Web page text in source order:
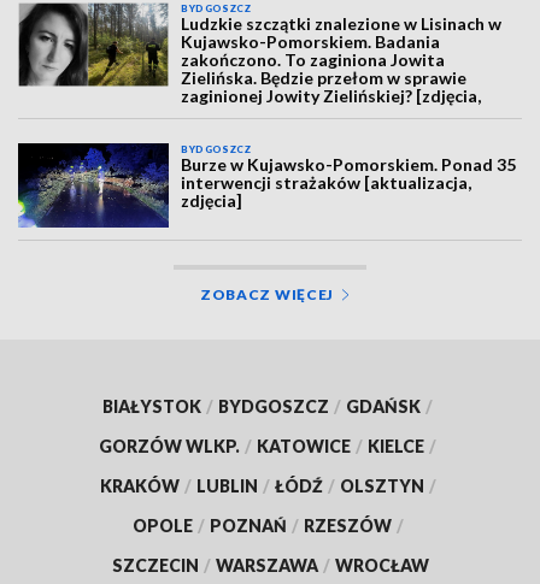
BYDGOSZCZ
Ludzkie szczątki znalezione w Lisinach w
Kujawsko-Pomorskiem. Badania
zakończono. To zaginiona Jowita
Zielińska. Będzie przełom w sprawie
zaginionej Jowity Zielińskiej? [zdjęcia,
wideo, aktualizacja]
BYDGOSZCZ
Burze w Kujawsko-Pomorskiem. Ponad 35
interwencji strażaków [aktualizacja,
zdjęcia]
ZOBACZ WIĘCEJ
BIAŁYSTOK / BYDGOSZCZ / GDAŃSK /
GORZÓW WLKP. / KATOWICE / KIELCE /
KRAKÓW / LUBLIN / ŁÓDŹ / OLSZTYN /
OPOLE / POZNAŃ / RZESZÓW /
SZCZECIN / WARSZAWA / WROCŁAW